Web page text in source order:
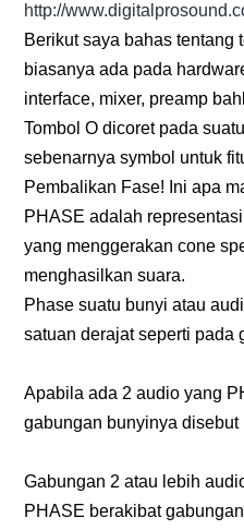
http://
Berikut saya bahas tentang
biasanya ada pada
interface, mixer, preamp
Tombol O dicoret pada
sebenarnya symbol untuk
Pembalikan Fase! Ini apa
PHASE adalah
yang menggerakan cone
menghasilkan suara.
Phase suatu bunyi atau
satuan derajat seperti pada
Apabila ada 2 audio yang
gabungan bunyinya
Gabungan 2 atau lebih
PHASE berakibat